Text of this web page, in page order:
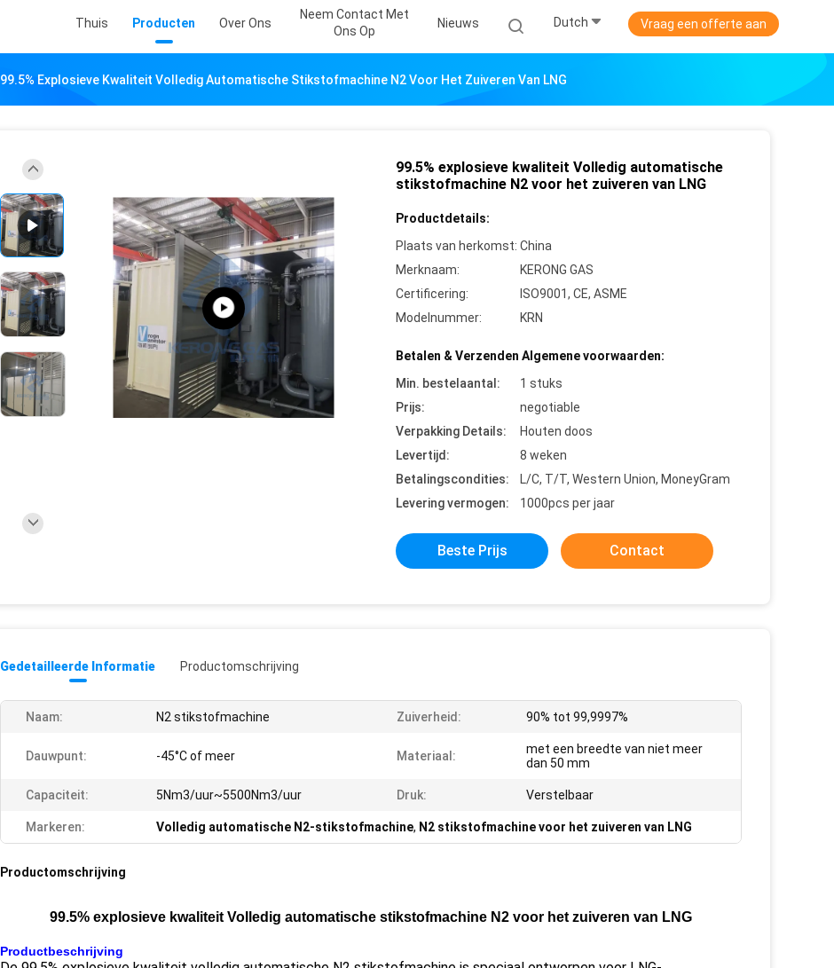
Thuis Producten Over Ons
Neem Contact Met
Ons Op
Nieuws Dutch Vraag een offerte aan
99.5% Explosieve Kwaliteit Volledig Automatische Stikstofmachine N2 Voor Het Zuiveren Van LNG
99.5% explosieve kwaliteit Volledig automatische
stikstofmachine N2 voor het zuiveren van LNG
Productdetails:
Plaats van herkomst: China
Merknaam:
KERONG GAS
Certificering:
ISO9001, CE, ASME
Modelnummer:
KRN
Betalen & Verzenden Algemene voorwaarden:
Min. bestelaantal:
1 stuks
Prijs:
negotiable
Verpakking Details:
Houten doos
Levertijd:
8 weken
Betalingscondities:
L/C, T/T, Western Union, MoneyGram
Levering vermogen:
1000pcs per jaar
Beste Prijs Contact
Gedetailleerde Informatie Productomschrijving
Naam: N2 stikstofmachine Zuiverheid: 90% tot 99,9997%
Dauwpunt: -45°C of meer Materiaal:
met een breedte van niet meer
dan 50 mm
Capaciteit: 5Nm3/uur~5500Nm3/uur Druk: Verstelbaar
Markeren: Volledig automatische N2-stikstofmachine, N2 stikstofmachine voor het zuiveren van LNG
Productomschrijving
99.5% explosieve kwaliteit Volledig automatische stikstofmachine N2 voor het zuiveren van LNG
Productbeschrijving